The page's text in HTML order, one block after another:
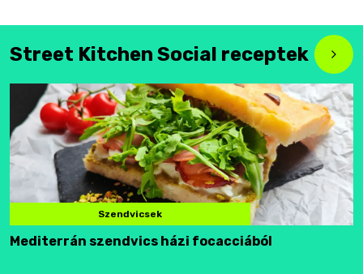
Street Kitchen Social receptek
Szendvicsek
Mediterrán szendvics házi focacciából